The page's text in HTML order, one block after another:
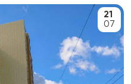
21
07